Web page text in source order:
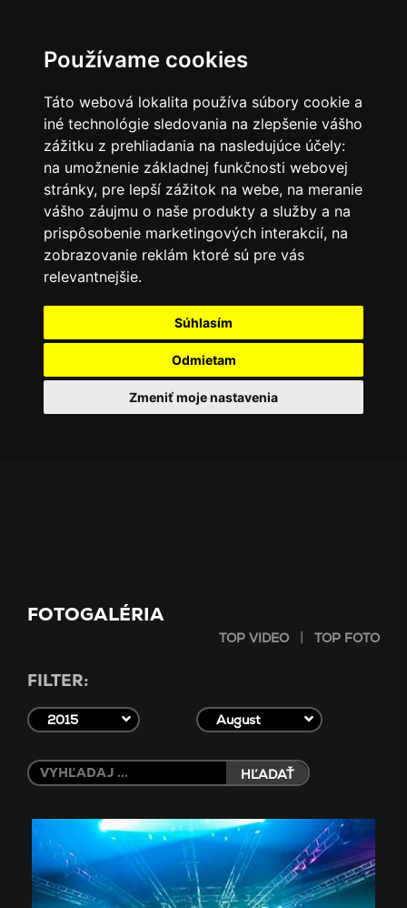
Používame cookies
Táto webová lokalita používa súbory cookie a
iné technológie sledovania na zlepšenie vášho
zážitku z prehliadania na nasledujúce účely:
na umožnenie základnej funkčnosti webovej
stránky, pre lepší zážitok na webe, na meranie
vášho záujmu o naše produkty a služby a na
prispôsobenie marketingových interakcií, na
zobrazovanie reklám ktoré sú pre vás
relevantnejšie.
Súhlasím
Odmietam
Zmeniť moje nastavenia
FOTOGALÉRIA
TOP VIDEO | TOP FOTO
FILTER:
2015 August
HĽADAŤ